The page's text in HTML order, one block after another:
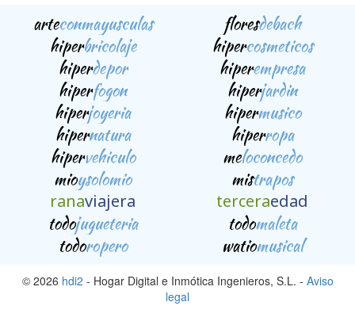
arteconmayusculas floresdebach
hiperbricolaje hipercosmeticos
hiperdepor hiperempresa
hiperfogon hiperjardin
hiperjoyeria hipermusico
hipernatura hiperropa
hipervehiculo meloconcedo
mioysolomio mistrapos
ranaviajera terceraedad
todojugueteria todomaleta
todoropero watiomusical
© 2026 hdi2 - Hogar Digital e Inmótica Ingenieros, S.L. - Aviso
legal